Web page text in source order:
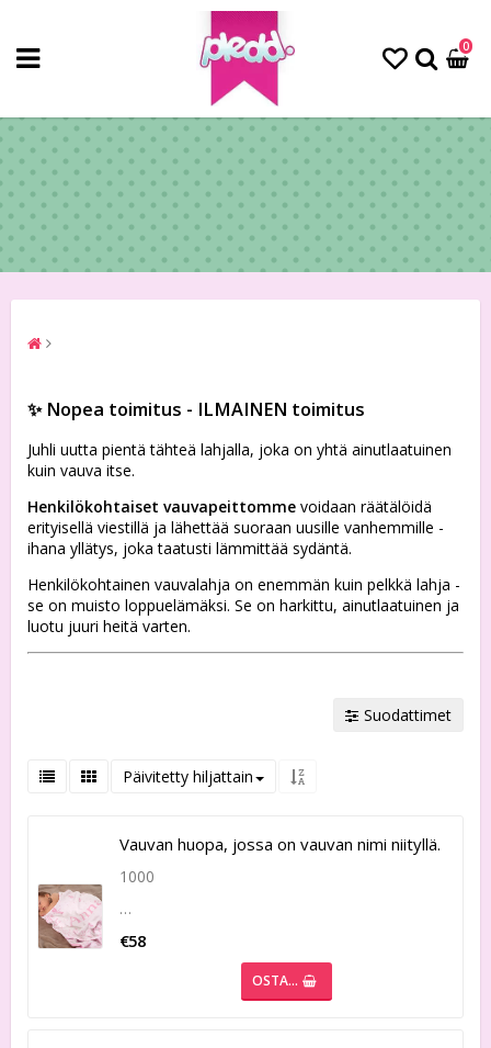
0
✨ Nopea toimitus - ILMAINEN toimitus
Juhli uutta pientä tähteä lahjalla, joka on yhtä ainutlaatuinen
kuin vauva itse.
Henkilökohtaiset vauvapeittomme voidaan räätälöidä
erityisellä viestillä ja lähettää suoraan uusille vanhemmille -
ihana yllätys, joka taatusti lämmittää sydäntä.
Henkilökohtainen vauvalahja on enemmän kuin pelkkä lahja -
se on muisto loppuelämäksi. Se on harkittu, ainutlaatuinen ja
luotu juuri heitä varten.
Suodattimet
Päivitetty hiljattain
Vauvan huopa, jossa on vauvan nimi niityllä.
1000
…
€58
OSTA…